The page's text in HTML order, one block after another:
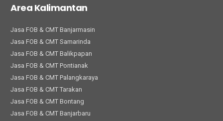
Area Kalimantan
Jasa FOB & CMT Banjarmasin
Jasa FOB & CMT Samarinda
Jasa FOB & CMT Balikpapan
Jasa FOB & CMT Pontianak
Jasa FOB & CMT Palangkaraya
Jasa FOB & CMT Tarakan
Jasa FOB & CMT Bontang
Jasa FOB & CMT Banjarbaru